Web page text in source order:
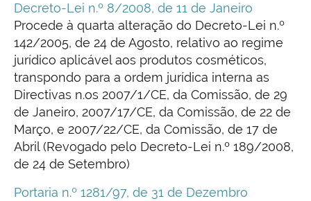
Decreto-Lei n.º 8/2008, de 11 de Janeiro
Procede à quarta alteração do Decreto-Lei n.º
142/2005, de 24 de Agosto, relativo ao regime
jurídico aplicável aos produtos cosméticos,
transpondo para a ordem jurídica interna as
Directivas n.os 2007/1/CE, da Comissão, de 29
de Janeiro, 2007/17/CE, da Comissão, de 22 de
Março, e 2007/22/CE, da Comissão, de 17 de
Abril (Revogado pelo Decreto-Lei n.º 189/2008,
de 24 de Setembro)
Portaria n.º 1281/97, de 31 de Dezembro